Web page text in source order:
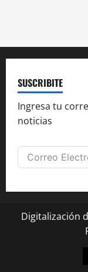
SUSCRIBITE
Ingresa tu
noticias
Digitalización